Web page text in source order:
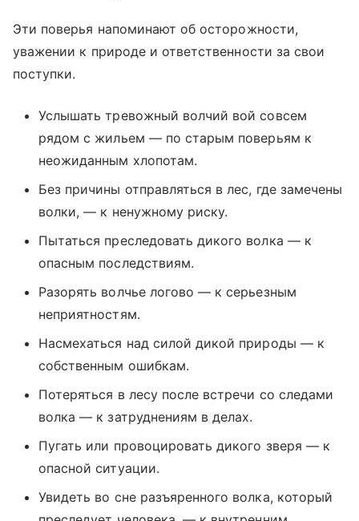
Эти поверья напоминают об осторожности,
уважении к природе и ответственности за свои
поступки.
Услышать тревожный волчий вой совсем
рядом с жильем — по старым поверьям к
неожиданным хлопотам.
Без причины отправляться в лес, где замечены
волки, — к ненужному риску.
Пытаться преследовать дикого волка — к
опасным последствиям.
Разорять волчье логово — к серьезным
неприятностям.
Насмехаться над силой дикой природы — к
собственным ошибкам.
Потеряться в лесу после встречи со следами
волка — к затруднениям в делах.
Пугать или провоцировать дикого зверя — к
опасной ситуации.
Увидеть во сне разъяренного волка, который